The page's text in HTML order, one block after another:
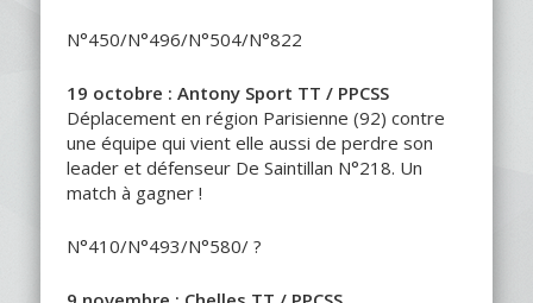
N°450/N°496/N°504/N°822
19 octobre : Antony Sport TT / PPCSS
Déplacement en région Parisienne (92) contre
une équipe qui vient elle aussi de perdre son
leader et défenseur De Saintillan N°218. Un
match à gagner !
N°410/N°493/N°580/ ?